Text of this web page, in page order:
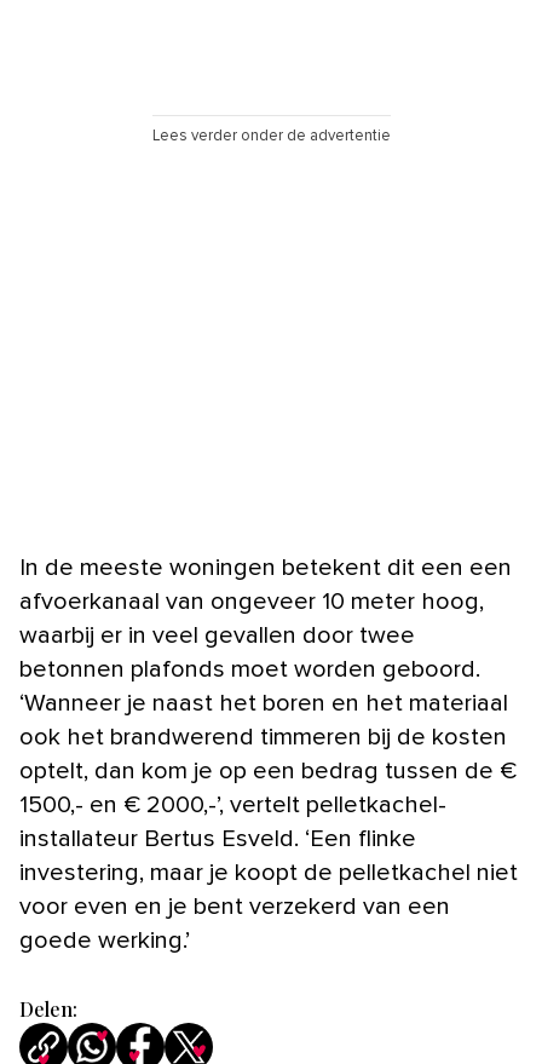
Lees verder onder de advertentie
In de meeste woningen betekent dit een een
afvoerkanaal van ongeveer 10 meter hoog,
waarbij er in veel gevallen door twee
betonnen plafonds moet worden geboord.
‘Wanneer je naast het boren en het materiaal
ook het brandwerend timmeren bij de kosten
optelt, dan kom je op een bedrag tussen de €
1500,- en € 2000,-’, vertelt pelletkachel-
installateur Bertus Esveld. ‘Een flinke
investering, maar je koopt de pelletkachel niet
voor even en je bent verzekerd van een
goede werking.’
Delen: